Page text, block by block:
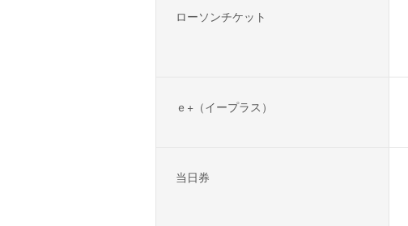
ローソンチケット
ｅ+（イープラス）
当日券